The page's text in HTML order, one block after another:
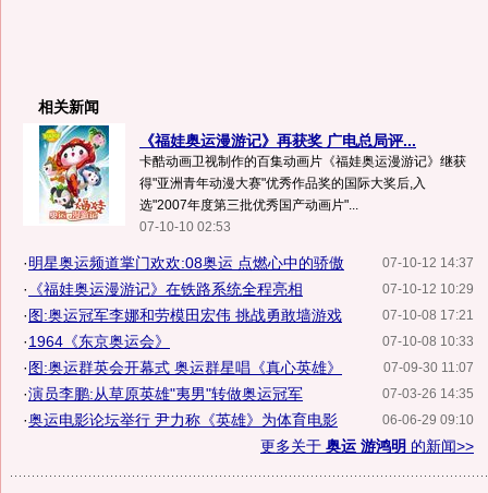
相关新闻
《福娃奥运漫游记》再获奖 广电总局评...
卡酷动画卫视制作的百集动画片《福娃奥运漫游记》继获
得"亚洲青年动漫大赛"优秀作品奖的国际大奖后,入
选"2007年度第三批优秀国产动画片"...
07-10-10 02:53
07-10-12 14:37
·明星奥运频道掌门欢欢:08奥运 点燃心中的骄傲
07-10-12 10:29
· 《福娃奥运漫游记》在铁路系统全程亮相
07-10-08 17:21
·图:奥运冠军李娜和劳模田宏伟 挑战勇敢墙游戏
07-10-08 10:33
·1964《东京奥运会》
07-09-30 11:07
·图:奥运群英会开幕式 奥运群星唱《真心英雄》
07-03-26 14:35
·演员李鹏:从草原英雄"夷男"转做奥运冠军
06-06-29 09:10
·奥运电影论坛举行 尹力称《英雄》为体育电影
更多关于 奥运 游鸿明 的新闻>>